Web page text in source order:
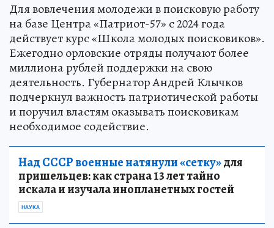
Для вовлечения молодежи в поисковую работу
на базе Центра «Патриот-57» с 2024 года
действует курс «Школа молодых поисковиков».
Ежегодно орловские отряды получают более
миллиона рублей поддержки на свою
деятельность. Губернатор Андрей Клычков
подчеркнул важность патриотической работы
и поручил властям оказывать поисковикам
необходимое содействие.
Над СССР военные натянули «сетку»для
пришельцев: как страна 13 лет тайно
искала и изучала инопланетных гостей
НАУКА